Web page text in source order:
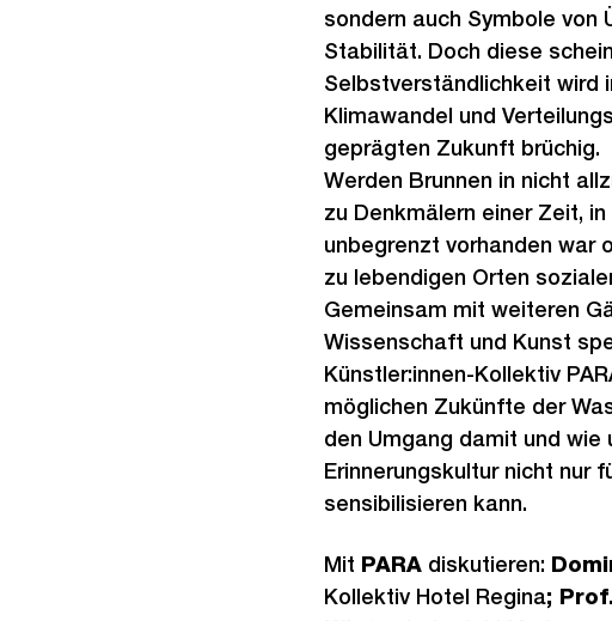
sondern auch Symbole von
Stabilität. Doch diese
Selbstverständlichkeit wird
Klimawandel und
geprägten Zukunft brüchig.
Werden Brunnen in nicht
zu Denkmälern einer Zeit,
unbegrenzt vorhanden war
zu lebendigen Orten
Gemeinsam mit weiteren
Wissenschaft und Kunst
Künstler:innen-Kollektiv
möglichen Zukünfte der
den Umgang damit und wie
Erinnerungskultur nicht nur
sensibilisieren kann.
Mit PARAdiskutieren:
Kollektiv Hotel Regina;